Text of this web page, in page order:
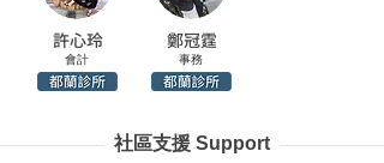
許心玲
會計
鄭冠霆
事務
社區支援 Support